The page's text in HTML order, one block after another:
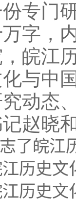
专门
字，
皖江
与中
动态
赵晓
了皖江
历史
历史